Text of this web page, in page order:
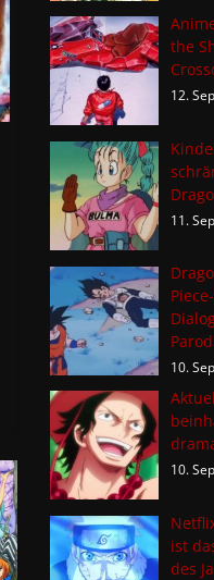
the
12.
11.
10.
10.
ist
des